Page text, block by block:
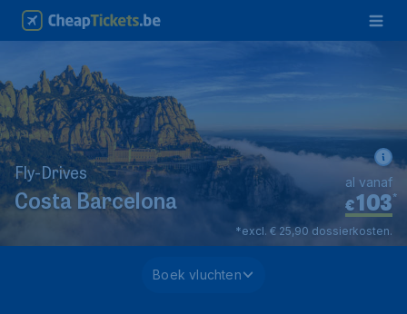
Fly-Drives
Costa Barcelona €103*
al vanaf
*excl. € 25,90 dossierkosten.
Boek vluchten